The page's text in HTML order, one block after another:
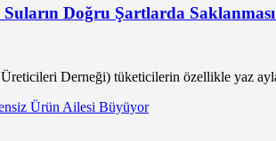
Doğru Şartlarda
Derneği) tüketicilerin özellikle yaz